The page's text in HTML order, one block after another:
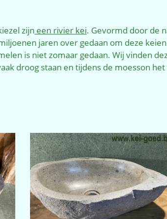
zijn een rivier kei. Gevormd door de
jaren over gedaan om deze
is niet zomaar gedaan. Wij vinden
droog staan en tijdens de moesson